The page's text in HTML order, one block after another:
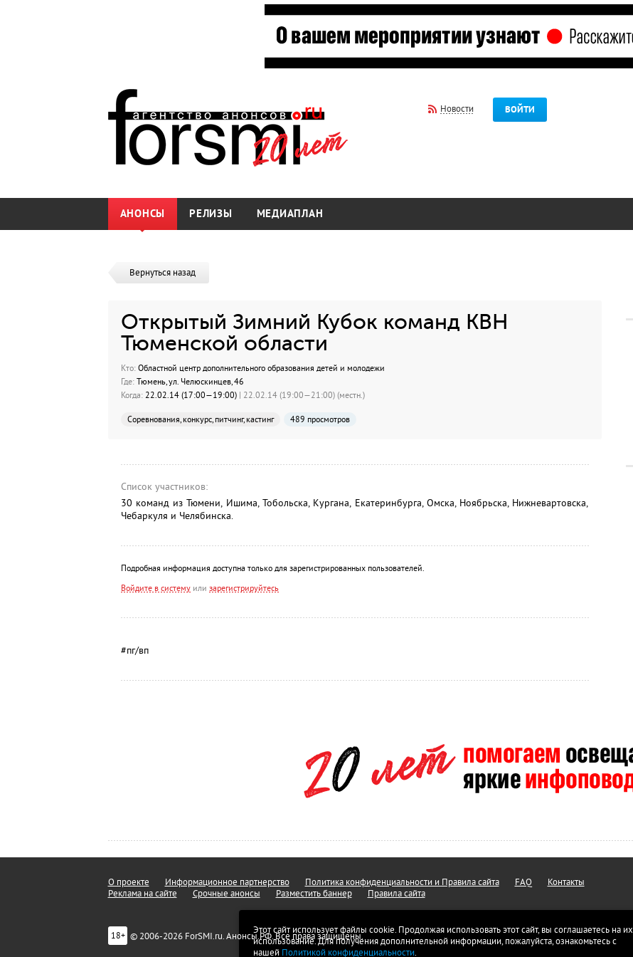
Новости ВОЙТИ
АНОНСЫ РЕЛИЗЫ МЕДИАПЛАН
Вернуться назад
Открытый Зимний Кубок команд КВН
Тюменской области
Кто:Областной центр дополнительного образования детей и молодежи
Где:Тюмень, ул. Челюскинцев, 46
Когда:22.02.14 (17:00—19:00) | 22.02.14 (19:00—21:00) (местн.)
Соревнования, конкурс, питчинг, кастинг 489 просмотров
Список участников:
30 команд из Тюмени, Ишима, Тобольска, Кургана, Екатеринбурга, Омска, Ноябрьска, Нижневартовска,
Чебаркуля и Челябинска.
Подробная информация доступна только для зарегистрированных пользователей.
Войдите в системуили зарегистрируйтесь
#пг/вп
Этот сайт использует файлы cookie. Продолжая использовать этот сайт, вы соглашаетесь на их
использование. Для получения дополнительной информации, пожалуйста, ознакомьтесь с
нашей Политикой конфиденциальности.
О проекте Информационное партнерство Политика конфиденциальности и Правила сайта FAQ
Контакты
Реклама на сайте
Срочные анонсы Разместить баннер Правила сайта
18+ © 2006-2026 ForSMI.ru. Анонсы.РФ. Все права защищены.